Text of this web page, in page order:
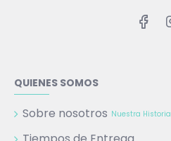
QUIENES SOMOS
Sobre nosotros Nuestra Historia